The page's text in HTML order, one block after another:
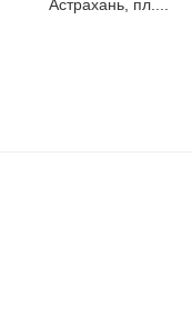
Астрахань, пл....